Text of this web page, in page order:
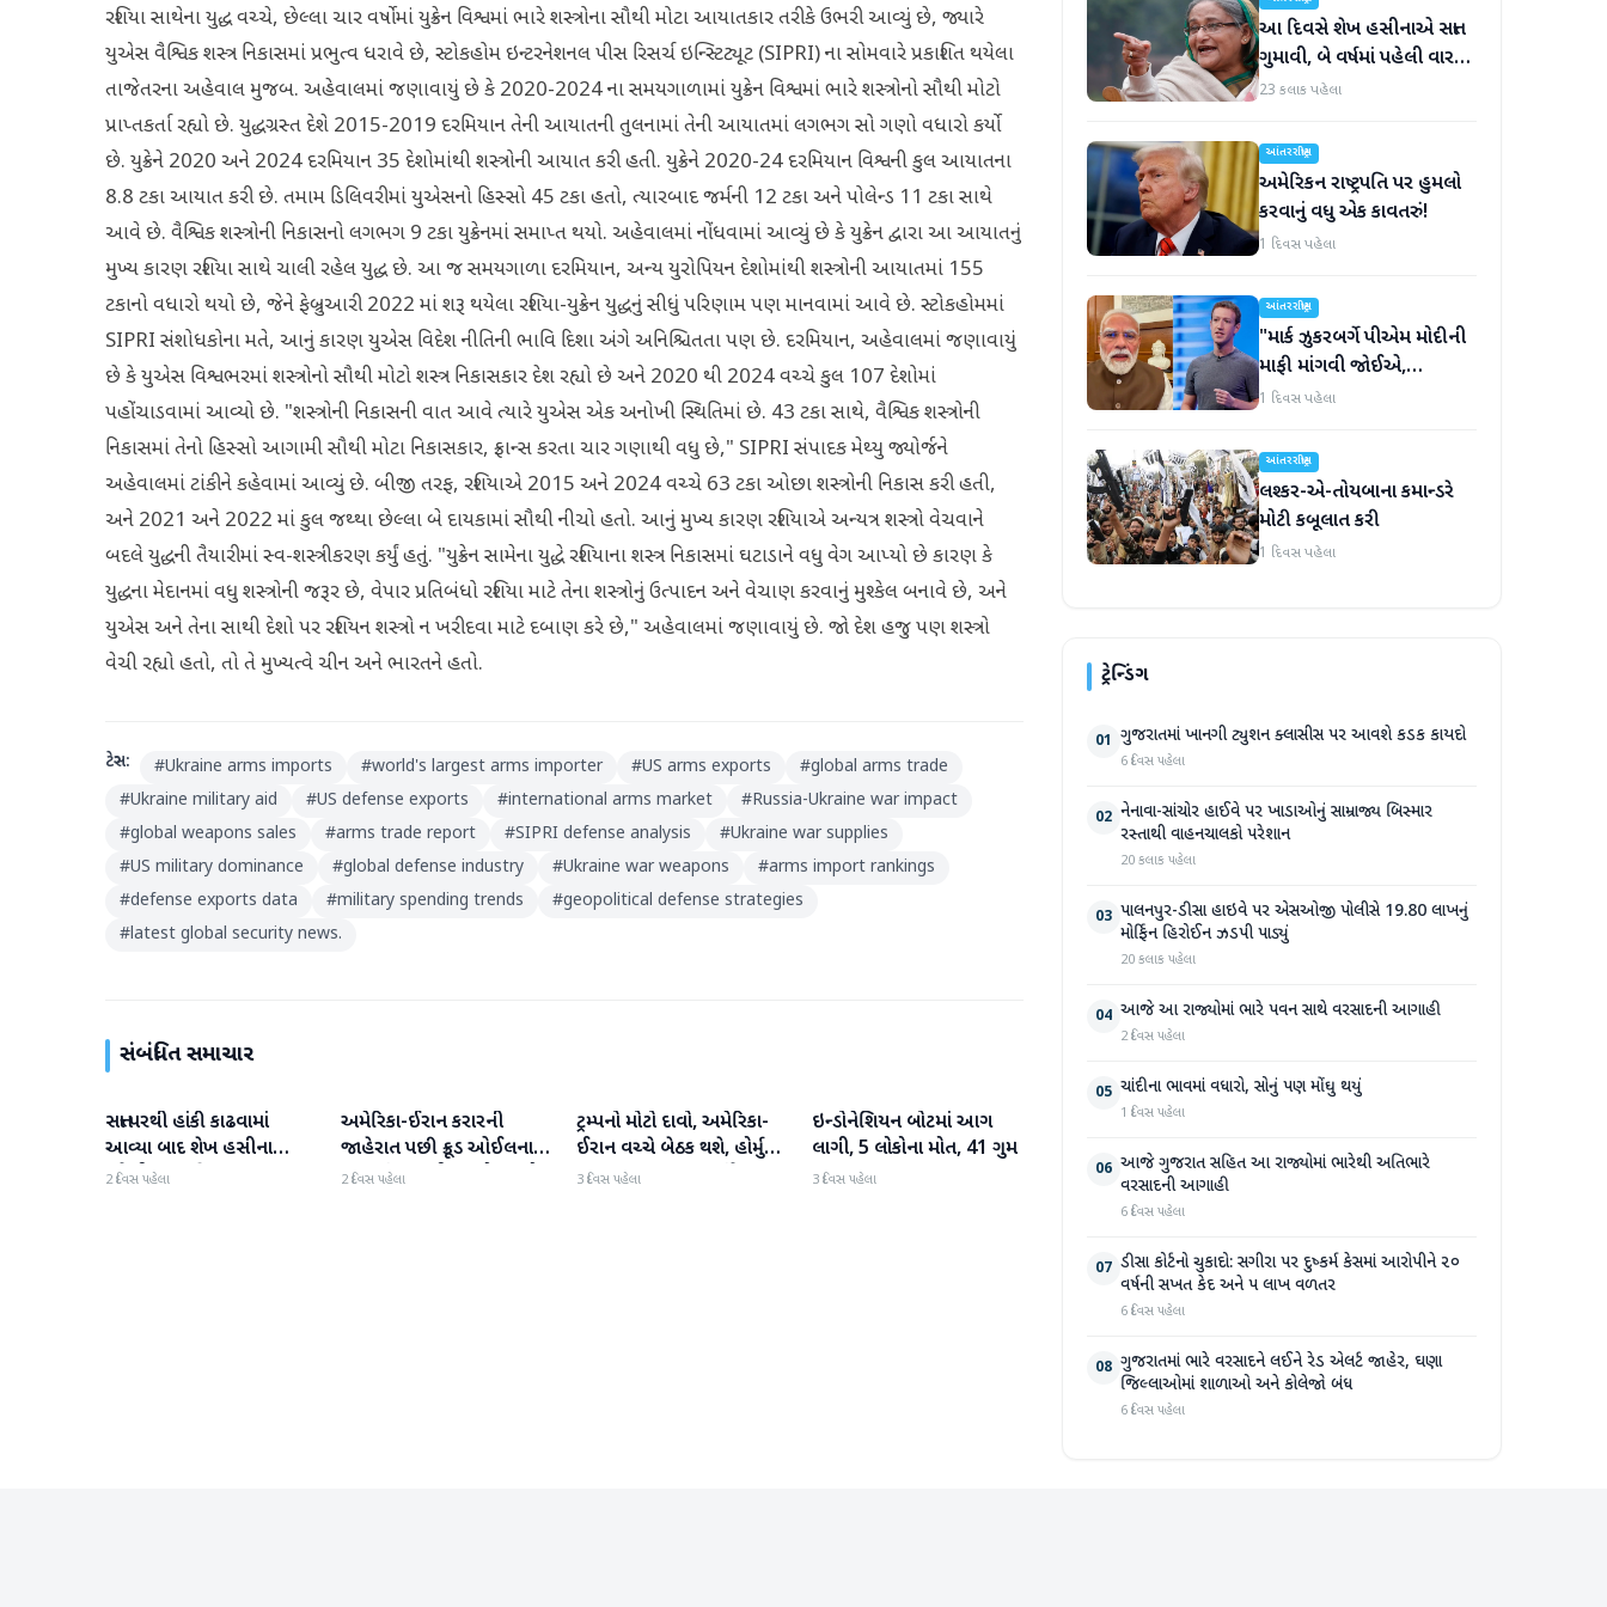
રશિયા સાથેના યુદ્ધ વચ્ચે, છેલ્લા ચાર વર્ષોમાં યુક્રેન વિશ્વમાં ભારે શસ્ત્રોના સૌથી મોટા આયાતકાર તરીકે ઉભરી આવ્યું છે, જ્યારે
યુએસ વૈશ્વિક શસ્ત્ર નિકાસમાં પ્રભુત્વ ધરાવે છે, સ્ટોકહોમ ઇન્ટરનેશનલ પીસ રિસર્ચ ઇન્સ્ટિટ્યૂટ (SIPRI) ના સોમવારે પ્રકાશિત થયેલા
તાજેતરના અહેવાલ મુજબ. અહેવાલમાં જણાવાયું છે કે 2020-2024 ના સમયગાળામાં યુક્રેન વિશ્વમાં ભારે શસ્ત્રોનો સૌથી મોટો
પ્રાપ્તકર્તા રહ્યો છે. યુદ્ધગ્રસ્ત દેશે 2015-2019 દરમિયાન તેની આયાતની તુલનામાં તેની આયાતમાં લગભગ સો ગણો વધારો કર્યો
છે. યુક્રેને 2020 અને 2024 દરમિયાન 35 દેશોમાંથી શસ્ત્રોની આયાત કરી હતી. યુક્રેને 2020-24 દરમિયાન વિશ્વની કુલ આયાતના
8.8 ટકા આયાત કરી છે. તમામ ડિલિવરીમાં યુએસનો હિસ્સો 45 ટકા હતો, ત્યારબાદ જર્મની 12 ટકા અને પોલેન્ડ 11 ટકા સાથે
આવે છે. વૈશ્વિક શસ્ત્રોની નિકાસનો લગભગ 9 ટકા યુક્રેનમાં સમાપ્ત થયો. અહેવાલમાં નોંધવામાં આવ્યું છે કે યુક્રેન દ્વારા આ આયાતનું
મુખ્ય કારણ રશિયા સાથે ચાલી રહેલ યુદ્ધ છે. આ જ સમયગાળા દરમિયાન, અન્ય યુરોપિયન દેશોમાંથી શસ્ત્રોની આયાતમાં 155
ટકાનો વધારો થયો છે, જેને ફેબ્રુઆરી 2022 માં શરૂ થયેલા રશિયા-યુક્રેન યુદ્ધનું સીધું પરિણામ પણ માનવામાં આવે છે. સ્ટોકહોમમાં
SIPRI સંશોધકોના મતે, આનું કારણ યુએસ વિદેશ નીતિની ભાવિ દિશા અંગે અનિશ્ચિતતા પણ છે. દરમિયાન, અહેવાલમાં જણાવાયું
છે કે યુએસ વિશ્વભરમાં શસ્ત્રોનો સૌથી મોટો શસ્ત્ર નિકાસકાર દેશ રહ્યો છે અને 2020 થી 2024 વચ્ચે કુલ 107 દેશોમાં
પહોંચાડવામાં આવ્યો છે. "શસ્ત્રોની નિકાસની વાત આવે ત્યારે યુએસ એક અનોખી સ્થિતિમાં છે. 43 ટકા સાથે, વૈશ્વિક શસ્ત્રોની
નિકાસમાં તેનો હિસ્સો આગામી સૌથી મોટા નિકાસકાર, ફ્રાન્સ કરતા ચાર ગણાથી વધુ છે," SIPRI સંપાદક મેથ્યુ જ્યોર્જને
અહેવાલમાં ટાંકીને કહેવામાં આવ્યું છે. બીજી તરફ, રશિયાએ 2015 અને 2024 વચ્ચે 63 ટકા ઓછા શસ્ત્રોની નિકાસ કરી હતી,
અને 2021 અને 2022 માં કુલ જથ્થા છેલ્લા બે દાયકામાં સૌથી નીચો હતો. આનું મુખ્ય કારણ રશિયાએ અન્યત્ર શસ્ત્રો વેચવાને
બદલે યુદ્ધની તૈયારીમાં સ્વ-શસ્ત્રીકરણ કર્યું હતું. "યુક્રેન સામેના યુદ્ધે રશિયાના શસ્ત્ર નિકાસમાં ઘટાડાને વધુ વેગ આપ્યો છે કારણ કે
યુદ્ધના મેદાનમાં વધુ શસ્ત્રોની જરૂર છે, વેપાર પ્રતિબંધો રશિયા માટે તેના શસ્ત્રોનું ઉત્પાદન અને વેચાણ કરવાનું મુશ્કેલ બનાવે છે, અને
યુએસ અને તેના સાથી દેશો પર રશિયન શસ્ત્રો ન ખરીદવા માટે દબાણ કરે છે," અહેવાલમાં જણાવાયું છે. જો દેશ હજુ પણ શસ્ત્રો
વેચી રહ્યો હતો, તો તે મુખ્યત્વે ચીન અને ભારતને હતો.
ટેગ્સ: #Ukraine arms imports #world's largest arms importer #US arms exports #global arms trade
#Ukraine military aid #US defense exports #international arms market #Russia-Ukraine war impact
#global weapons sales #arms trade report #SIPRI defense analysis #Ukraine war supplies
#US military dominance #global defense industry #Ukraine war weapons #arms import rankings
#defense exports data #military spending trends #geopolitical defense strategies
#latest global security news.
સંબંધિત સમાચાર
આંતરરાષ્ટ્રીય
સત્તા પરથી હાંકી કાઢવામાં
આવ્યા બાદ શેખ હસીના
પહેલી વાર દુનિયા સમક્ષ
2 દિવસ પહેલા
આંતરરાષ્ટ્રીય
અમેરિકા-ઈરાન કરારની
જાહેરાત પછી ક્રૂડ ઓઈલના
ભાવમાં 6% થી વધુનો ઘટાડો
2 દિવસ પહેલા
આંતરરાષ્ટ્રીય
ટ્રમ્પનો મોટો દાવો, અમેરિકા-
ઈરાન વચ્ચે બેઠક થશે, હોર્મુઝ
પર પરમાણુ કરારના સંકેત
3 દિવસ પહેલા
આંતરરાષ્ટ્રીય
ઇન્ડોનેશિયન બોટમાં આગ
લાગી, 5 લોકોના મોત, 41 ગુમ
3 દિવસ પહેલા
આ દિવસે શેખ હસીનાએ સત્તા
ગુમાવી, બે વર્ષમાં પહેલી વાર
દુનિયા સમક્ષ હાજર થશે
23 કલાક પહેલા
આંતરરાષ્ટ્રીય
અમેરિકન રાષ્ટ્રપતિ પર હુમલો
કરવાનું વધુ એક કાવતરું!
1 દિવસ પહેલા
આંતરરાષ્ટ્રીય
"માર્ક ઝુકરબર્ગે પીએમ મોદીની
માફી માંગવી જોઈએ,
નહીંતર..."
1 દિવસ પહેલા
આંતરરાષ્ટ્રીય
લશ્કર-એ-તોયબાના કમાન્ડરે
મોટી કબૂલાત કરી
1 દિવસ પહેલા
ટ્રેન્ડિંગ
01 ગુજરાતમાં ખાનગી ટ્યુશન ક્લાસીસ પર આવશે કડક કાયદો
6 દિવસ પહેલા
02 નેનાવા-સાંચોર હાઈવે પર ખાડાઓનું સામ્રાજ્ય બિસ્માર
રસ્તાથી વાહનચાલકો પરેશાન
20 કલાક પહેલા
03 પાલનપુર-ડીસા હાઇવે પર એસઓજી પોલીસે 19.80 લાખનું
મોર્ફિન હિરોઈન ઝડપી પાડ્યું
20 કલાક પહેલા
04 આજે આ રાજ્યોમાં ભારે પવન સાથે વરસાદની આગાહી
2 દિવસ પહેલા
05 ચાંદીના ભાવમાં વધારો, સોનું પણ મોંઘુ થયું
1 દિવસ પહેલા
06 આજે ગુજરાત સહિત આ રાજ્યોમાં ભારેથી અતિભારે
વરસાદની આગાહી
6 દિવસ પહેલા
07 ડીસા કોર્ટનો ચુકાદો: સગીરા પર દુષ્કર્મ કેસમાં આરોપીને ૨૦
વર્ષની સખત કેદ અને ૫ લાખ વળતર
6 દિવસ પહેલા
08 ગુજરાતમાં ભારે વરસાદને લઈને રેડ એલર્ટ જાહેર, ઘણા
જિલ્લાઓમાં શાળાઓ અને કોલેજો બંધ
6 દિવસ પહેલા